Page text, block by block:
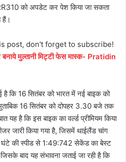
को अपडेट कर पेश किया जा सकता
हैं।
post, don't forget to subscribe!
बनाये मुल्तानी मिट्टी फेस मास्क- Pratidin
है कि 16 सितंबर को भारत में नई बाइक को
16 सितंबर को दोपहर 3.30 बजे तक
यह है कि इस बाइक का वर्ल्‍ड प्रीमियम किया
जारी किया गया है, जिसमें थाईलैंड चांग
घंटे की स्‍पीड से 1:49:742 सेकेंड का बेस्‍ट
बाद यह संभावना जताई जा रही है कि